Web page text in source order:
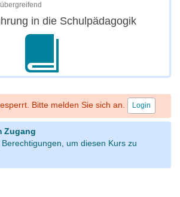
in die Schulpädagogik
Bitte melden Sie sich an. Login
Zugang
um diesen Kurs zu